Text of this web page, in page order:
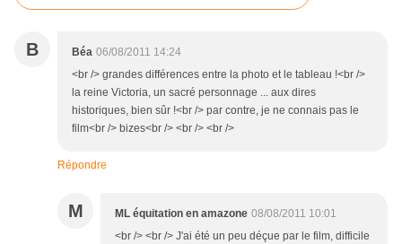
B Béa 06/08/2011 14:24
<br /> grandes différences entre la photo et le tableau !<br />
la reine Victoria, un sacré personnage ... aux dires
historiques, bien sûr !<br /> par contre, je ne connais pas le
film<br /> bizes<br /> <br /> <br />
Répondre
M ML équitation en amazone 08/08/2011 10:01
<br /> <br /> J'ai été un peu déçue par le film, difficile